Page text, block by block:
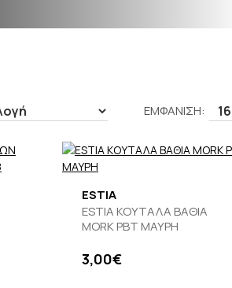
ΕΜΦΑΝΙΣΗ:
ESTIA
ESTIA ΚΟΥΤΑΛΑ ΒΑΘΙΑ
MORK PBT ΜΑΥΡΗ
3,00€